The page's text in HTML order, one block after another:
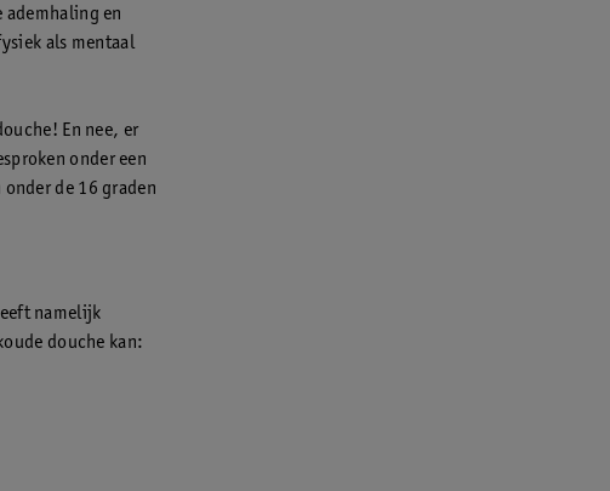
ademhaling en
als mentaal
En nee, er
onder een
de 16 graden
namelijk
douche kan: